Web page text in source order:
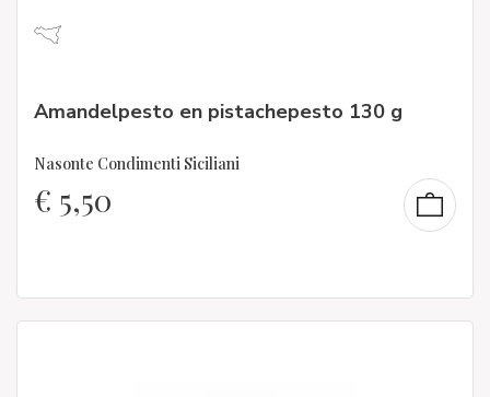
Amandelpesto en pistachepesto 130 g
Nasonte Condimenti Siciliani
€ 5,50